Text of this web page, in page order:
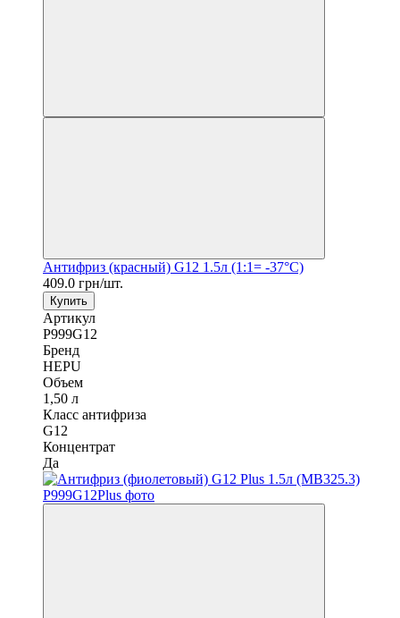
Антифриз (красный) G12 1.5л (1:1= -37°C)
409.0 грн/шт.
Купить
Артикул
P999G12
Бренд
HEPU
Объем
1,50 л
Класс антифриза
G12
Концентрат
Да